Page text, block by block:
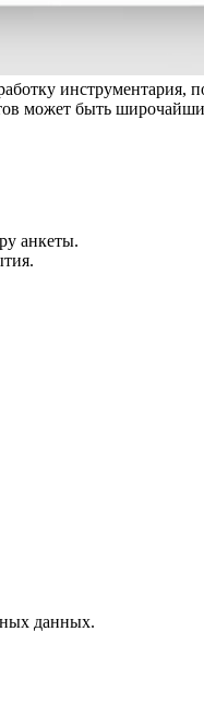
инструментария,
быть
анкеты.
данных.